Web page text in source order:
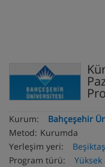
Kurum:
Bahçeşehir
Metod: Kurumda
Yerleşim yeri:
Beşiktaş
Program türü:
Yüksek